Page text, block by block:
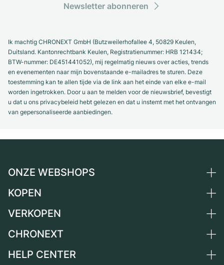
Newsletter abonneren
Ik machtig CHRONEXT GmbH (Butzweilerhofallee 4, 50829 Keulen,
Duitsland. Kantonrechtbank Keulen, Registratienummer: HRB 121434;
BTW-nummer: DE451441052), mij regelmatig nieuws over acties, trends
en evenementen naar mijn bovenstaande e-mailadres te sturen. Deze
toestemming kan te allen tijde via de link aan het einde van elke e-mail
worden ingetrokken. Door u aan te melden voor de nieuwsbrief, bevestigt
u dat u ons privacybeleid hebt gelezen en dat u instemt met het ontvangen
van gepersonaliseerde aanbiedingen.
ONZE WEBSHOPS
Duitsland
Zwitserland
Frankrijk
KOPEN
Alle luxe horloges
Independent Brands
VERKOPEN
Horloge verkopen
CHRONEXT
Over ons
HELP CENTER